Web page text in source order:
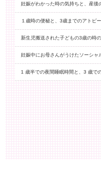
妊娠がわかった時の気持ちと、産後
１歳時の便秘と、3歳までのアトピ
新生児搬送された子どもの3歳の時
妊娠中にお母さんがうけたソーシ
1 歳半での夜間睡眠時間と、3 歳で